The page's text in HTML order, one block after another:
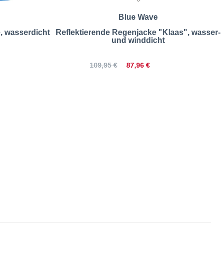
wasserdicht
Blue Wave
Reflektierende Regenjacke "Klaas", wasser-
und winddicht
87,96 €
109,95 €